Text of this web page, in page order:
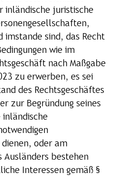
inländische juristische
imstande sind, das Recht
wie im
nach Maßgabe
zu erwerben, es sei
des Rechtsgeschäftes
zur Begründung seines
inländische
oder am
Ausländers bestehen
Interessen gemäß §